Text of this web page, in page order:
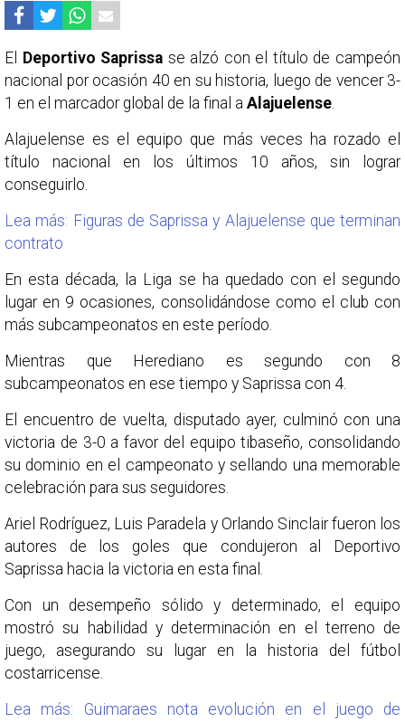
El Deportivo Saprissa se alzó con el título de campeón
nacional por ocasión 40 en su historia, luego de vencer 3-
1 en el marcador global de la final a Alajuelense.
Alajuelense es el equipo que más veces ha rozado el
título nacional en los últimos 10 años, sin lograr
conseguirlo.
Lea más: Figuras de Saprissa y Alajuelense que terminan
contrato
En esta década, la Liga se ha quedado con el segundo
lugar en 9 ocasiones, consolidándose como el club con
más subcampeonatos en este período.
Mientras que Herediano es segundo con 8
subcampeonatos en ese tiempo y Saprissa con 4.
El encuentro de vuelta, disputado ayer, culminó con una
victoria de 3-0 a favor del equipo tibaseño, consolidando
su dominio en el campeonato y sellando una memorable
celebración para sus seguidores.
Ariel Rodríguez, Luis Paradela y Orlando Sinclair fueron los
autores de los goles que condujeron al Deportivo
Saprissa hacia la victoria en esta final.
Con un desempeño sólido y determinado, el equipo
mostró su habilidad y determinación en el terreno de
juego, asegurando su lugar en la historia del fútbol
costarricense.
Lea más: Guimaraes nota evolución en el juego de